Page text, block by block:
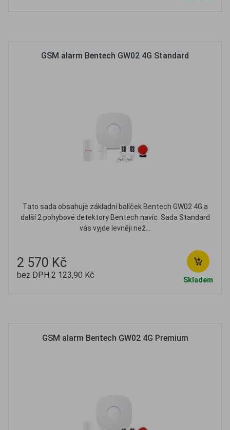
GSM alarm Bentech GW02 4G Standard
Tato sada obsahuje základní balíček Bentech GW02 4G a
další 2 pohybové detektory Bentech navíc. Sada Standard
vás vyjde levněji než...
2 570 Kč
bez DPH 2 123,90 Kč Skladem
GSM alarm Bentech GW02 4G Premium